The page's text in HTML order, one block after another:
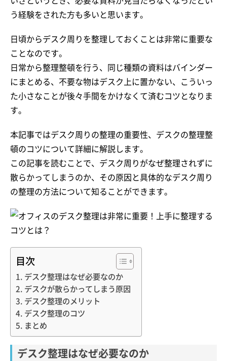
う経験をされた方も多いと思います。
日頃からデスク周りを整理しておくことは非常に重要な
ことなのです。
日常から整理整頓を行う、同じ種類の資料はバインダー
にまとめる、不要な物はデスク上に置かない、こういっ
た小さなことが後々手間をかけなくて済むコツとなりま
す。
本記事ではデスク周りの整理の重要性、デスクの整理整
頓のコツについて詳細に解説します。
この記事を読むことで、デスク周りがなぜ整理されずに
散らかってしまうのか、その原因と具体的なデスク周り
の整理の方法について知ることができます。
目次
デスク整理はなぜ必要なのか
デスクが散らかってしまう原因
デスク整理のメリット
デスク整理のコツ
まとめ
デスク整理はなぜ必要なのか